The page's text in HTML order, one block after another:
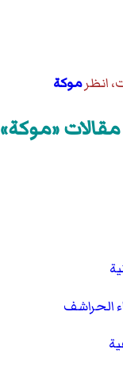
انظرموكة
مقالات «موكة»
الحراشف